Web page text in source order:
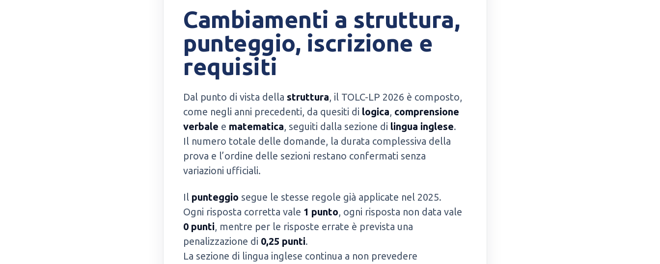
Cambiamenti a struttura,
punteggio, iscrizione e
requisiti
Dal punto di vista della struttura, il TOLC-LP 2026 è composto,
come negli anni precedenti, da quesiti di logica, comprensione
verbale e matematica, seguiti dalla sezione di lingua inglese.
Il numero totale delle domande, la durata complessiva della
prova e l’ordine delle sezioni restano confermati senza
variazioni ufficiali.
Il punteggio segue le stesse regole già applicate nel 2025.
Ogni risposta corretta vale 1 punto, ogni risposta non data vale
0 punti, mentre per le risposte errate è prevista una
penalizzazione di 0,25 punti.
La sezione di lingua inglese continua a non prevedere